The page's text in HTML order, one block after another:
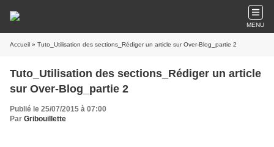
MENU
Accueil » Tuto_Utilisation des sections_Rédiger un article sur Over-Blog_partie 2
Tuto_Utilisation des sections_Rédiger un article
sur Over-Blog_partie 2
Publié le 25/07/2015 à 07:00
Par Gribouillette